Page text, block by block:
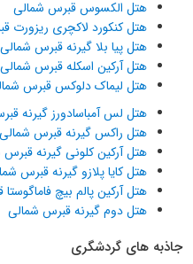
هتل الکسوس قبرس شمالی
هتل کنکورد لاکچری ریزورت
هتل پیا بلا گیرنه قبرس شمالی
هتل آرکین اسکله قبرس شمالی
هتل لیماک دلوکس قبرس
هتل لس آمباسادورز گیرنه
هتل راکس گیرنه قبرس شمالی
هتل آرکین کلونی گیرنه
هتل کایا پلازو گیرنه قبرس
هتل آرکین پالم بیچ
هتل دوم گیرنه قبرس شمالی
جاذبه های گردشگری